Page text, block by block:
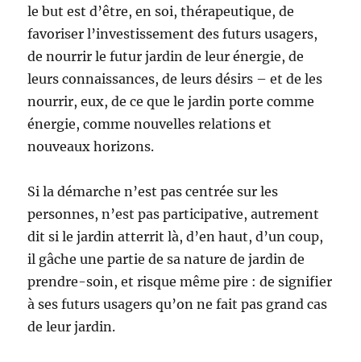
le but est d’être, en soi, thérapeutique, de
favoriser l’investissement des futurs usagers,
de nourrir le futur jardin de leur énergie, de
leurs connaissances, de leurs désirs – et de les
nourrir, eux, de ce que le jardin porte comme
énergie, comme nouvelles relations et
nouveaux horizons.
Si la démarche n’est pas centrée sur les
personnes, n’est pas participative, autrement
dit si le jardin atterrit là, d’en haut, d’un coup,
il gâche une partie de sa nature de jardin de
prendre-soin, et risque même pire : de signifier
à ses futurs usagers qu’on ne fait pas grand cas
de leur jardin.